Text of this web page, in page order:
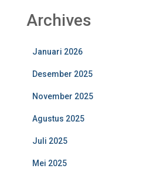
Archives
Januari 2026
Desember 2025
November 2025
Agustus 2025
Juli 2025
Mei 2025